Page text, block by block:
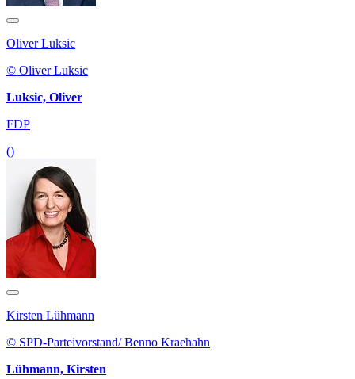
Oliver Luksic
© Oliver Luksic
Luksic, Oliver
FDP
()
Kirsten Lühmann
© SPD-Parteivorstand/ Benno Kraehahn
Lühmann, Kirsten